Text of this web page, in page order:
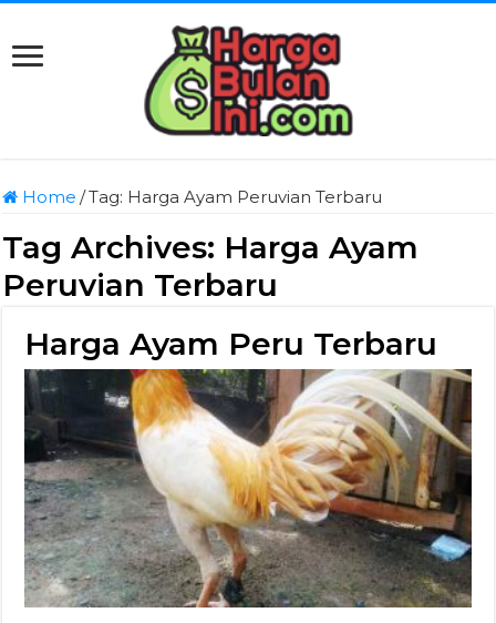
Home /Tag: Harga Ayam Peruvian Terbaru
Tag Archives: Harga Ayam
Peruvian Terbaru
Harga Ayam Peru Terbaru